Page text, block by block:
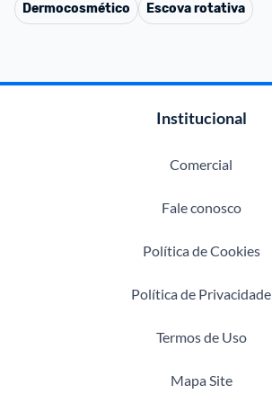
Dermocosmético
Escova rotativa
Institucional
Comercial
Fale conosco
Política de Cookies
Política de Privacidade
Termos de Uso
Mapa Site